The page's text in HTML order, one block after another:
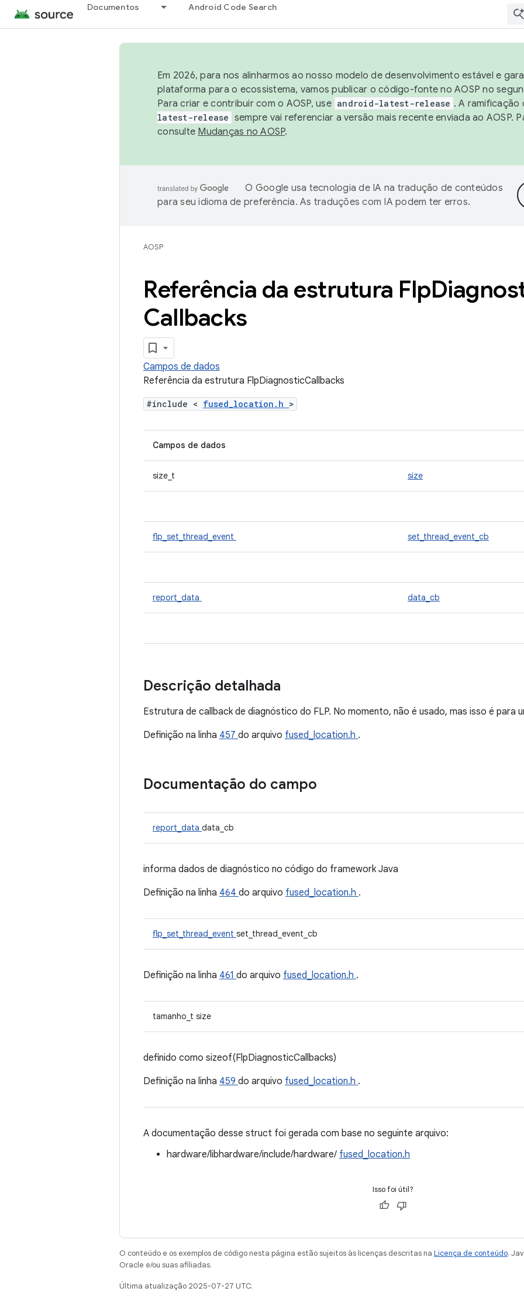
Documentos Android Code Search
Em 2026, para nos alinharmos ao nosso modelo de desenvolvimento estável e
plataforma para o ecossistema, vamos publicar o código-fonte no AOSP no
Para criar e contribuir com o AOSP, use android-latest-release . A
latest-release sempre vai referenciar a versão mais recente enviada ao AOSP.
consulte Mudanças no AOSP.
O Google usa tecnologia de IA na tradução de conteúdos
para seu idioma de preferência. As traduções com IA podem ter erros.
AOSP
Referência da estrutura Flp
Callbacks
Campos de dados
Referência da estrutura FlpDiagnosticCallbacks
#include < fused_location.h >
Campos de dados
size_t size
flp_set_thread_event set_thread_event_cb
report_data data_cb
Descrição detalhada
Estrutura de callback de diagnóstico do FLP. No momento, não é usado, mas isso é para
Definição na linha 457 do arquivo fused_location.h .
Documentação do campo
report_data data_cb
informa dados de diagnóstico no código do framework Java
Definição na linha 464 do arquivo fused_location.h .
flp_set_thread_event set_thread_event_cb
Definição na linha 461 do arquivo fused_location.h .
tamanho_t size
definido como sizeof(FlpDiagnosticCallbacks)
Definição na linha 459 do arquivo fused_location.h .
A documentação desse struct foi gerada com base no seguinte arquivo:
hardware/libhardware/include/hardware/ fused_location.h
Isso foi útil?
O conteúdo e os exemplos de código nesta página estão sujeitos às licenças descritas na Licença de conteúdo.
Oracle e/ou suas afiliadas.
Última atualização 2025-07-27 UTC.